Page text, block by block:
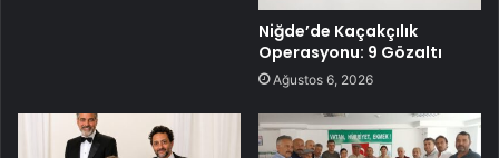
Niğde’de Kaçakçılık
Operasyonu: 9 Gözaltı
Ağustos 6, 2026